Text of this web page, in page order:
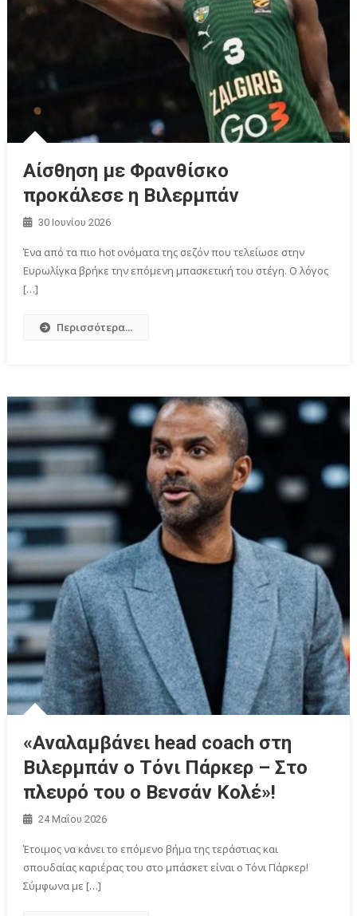
Αίσθηση με Φρανθίσκο
προκάλεσε η Βιλερμπάν
30 Ιουνίου 2026
Ένα από τα πιο hot ονόματα της σεζόν που τελείωσε στην
Eυρωλίγκα βρήκε την επόμενη μπασκετική του στέγη. Ο λόγος
[…]
Περισσότερα...
«Αναλαμβάνει head coach στη
Βιλερμπάν ο Τόνι Πάρκερ – Στο
πλευρό του ο Βενσάν Κολέ»!
24 Μαΐου 2026
Έτοιμος να κάνει το επόμενο βήμα της τεράστιας και
σπουδαίας καριέρας του στο μπάσκετ είναι ο Τόνι Πάρκερ!
Σύμφωνα με […]